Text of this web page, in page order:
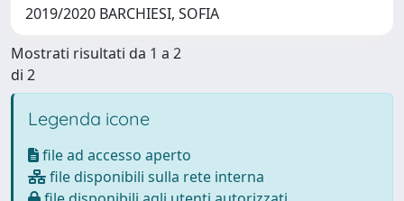
2019/2020 BARCHIESI, SOFIA
Mostrati risultati da 1 a 2
di 2
Legenda icone
file ad accesso aperto
file disponibili sulla rete interna